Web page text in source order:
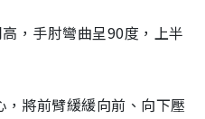
，手肘彎曲呈90度，上半
將前臂緩緩向前、向下壓